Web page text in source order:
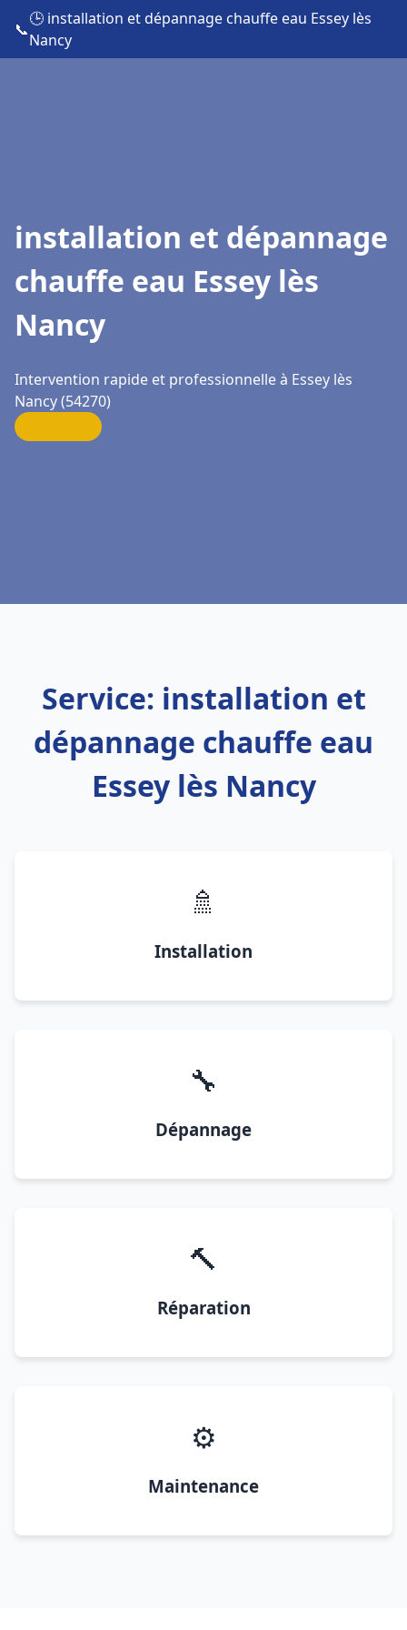
📞
🕒 installation et dépannage chauffe eau Essey lès
Nancy
installation et dépannage
chauffe eau Essey lès
Nancy
Intervention rapide et professionnelle à Essey lès
Nancy (54270)
Service: installation et
dépannage chauffe eau
Essey lès Nancy
🚿
Installation
🔧
Dépannage
🔨
Réparation
⚙️
Maintenance